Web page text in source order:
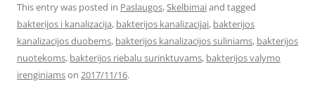
This entry was posted in Paslaugos,Skelbimaiand tagged
bakterijos i kanalizacija, bakterijos kanalizacijai, bakterijos
kanalizacijos duobems, bakterijos kanalizacijos suliniams, bakterijos
nuotekoms, bakterijos riebalu surinktuvams, bakterijos valymo
irenginiamson 2017/11/16.